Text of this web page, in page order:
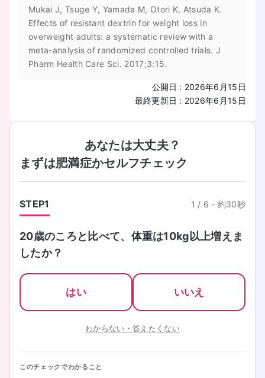
Mukai J, Tsuge Y, Yamada M, Otori K, Atsuda K.
Effects of resistant dextrin for weight loss in
overweight adults: a systematic review with a
meta-analysis of randomized controlled trials. J
Pharm Health Care Sci. 2017;3:15.
公開日 : 2026年6月15日
最終更新日 : 2026年6月15日
あなたは大丈夫？
まずは肥満症かセルフチェック
STEP1 1 / 6 ・ 約30秒
20歳のころと比べて、体重は10kg以上増えま
したか？
はい いいえ
わからない・答えたくない
このチェックでわかること